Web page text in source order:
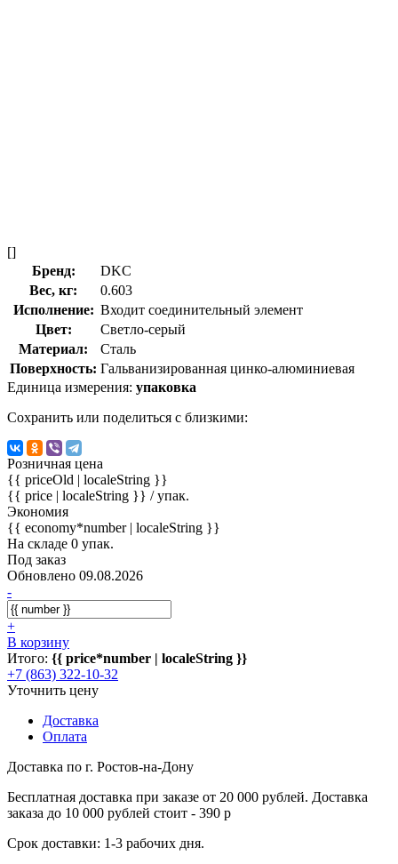
[]
Бренд:
DKC
Вес, кг:
0.603
Исполнение: Входит соединительный элемент
Цвет:
Светло-серый
Материал:
Сталь
Поверхность: Гальванизированная цинко-алюминиевая
Единица измерения: упаковка
Сохранить или поделиться с близкими:
Розничная цена
{{ priceOld | localeString }}
{{ price | localeString }} / упак.
Экономия
{{ economy*number | localeString }}
На складе 0 упак.
Под заказ
Обновлено 09.08.2026
-
+
В корзину
Итого: {{ price*number | localeString }}
+7 (863) 322-10-32
Уточнить цену
Доставка
Оплата
Доставка по г. Ростов-на-Дону
Бесплатная доставка при заказе от 20 000 рублей. Доставка
заказа до 10 000 рублей стоит - 390 р
Срок доставки: 1-3 рабочих дня.